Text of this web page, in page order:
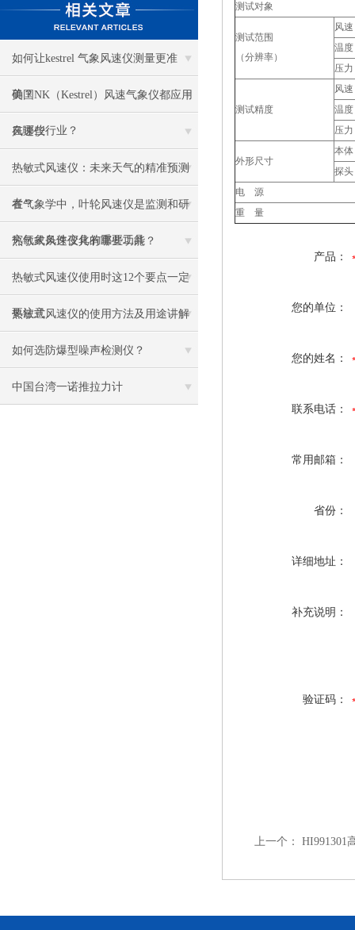
如何让kestrel 气象风速仪测量更准
确？
美国NK（Kestrel）风速气象仪都应用
在哪些行业？
风速仪
热敏式风速仪：未来天气的精准预测
者？
在气象学中，叶轮风速仪是监测和研
究气象条件变化的重要工具
热敏式风速仪具有哪些功能？
热敏式风速仪使用时这12个要点一定
要注意
热敏式风速仪的使用方法及用途讲解
如何选防爆型噪声检测仪？
中国台湾一诺推拉力计
测试对象
测试范围
（分辨率）
风速
温度
压力
测试精度
风速
温度
压力
外形尺寸
本体
探头
电 源
重 量
产品：
您的单位：
您的姓名：
联系电话：
常用邮箱：
省份：
详细地址：
补充说明：
验证码：
上一个： HI991301